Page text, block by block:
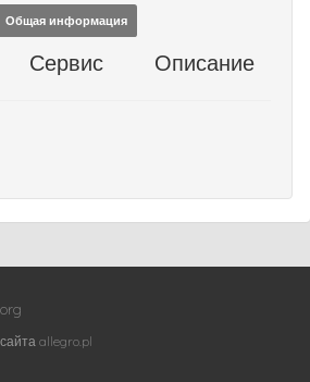
Общая информация
Сервис Описание
allegro.pl